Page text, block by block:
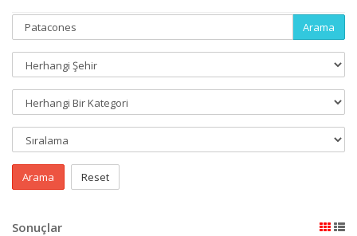
Arama
Arama Reset
Sonuçlar